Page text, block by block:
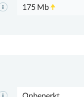
175 Mb